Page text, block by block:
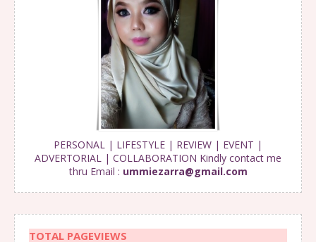
PERSONAL | LIFESTYLE | REVIEW | EVENT |
ADVERTORIAL | COLLABORATION Kindly contact me
thru Email : ummiezarra@gmail.com
TOTAL PAGEVIEWS